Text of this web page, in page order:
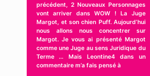
précédent, 2 Nouveaux Personnages
vont arriver dans WOW ! La Juge
Margot, et son chien Puff. Aujourd’hui
nous allons nous concentrer sur
Margot. Je vous ai présenté Margot
comme une Juge au sens Juridique du
Terme … Mais Leontine4 dans un
commentaire m’a fais pensé à